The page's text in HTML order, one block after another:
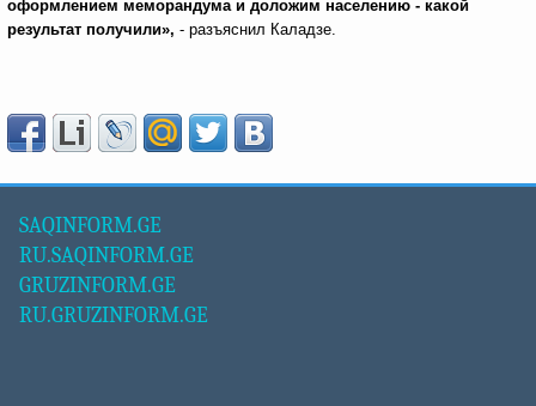
оформлением меморандума и доложим населению - какой
результат получили», - разъяснил Каладзе.
SAQINFORM.GE
RU.SAQINFORM.GE
GRUZINFORM.GE
RU.GRUZINFORM.GE